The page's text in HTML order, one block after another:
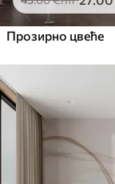
Прозирно цвеће